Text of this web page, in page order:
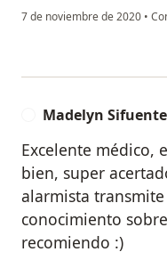
7 de noviembre de 2020 •
Madelyn
Excelente médico,
bien, super
alarmista
conocimiento
recomiendo :)